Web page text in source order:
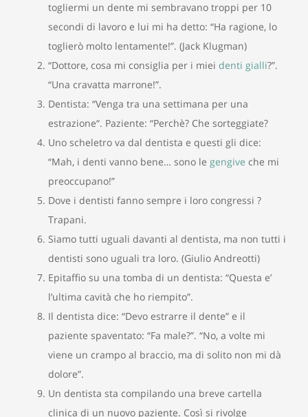
togliermi un dente mi sembravano troppi per 10
secondi di lavoro e lui mi ha detto: “Ha ragione, lo
toglierò molto lentamente!”. (Jack Klugman)
“Dottore, cosa mi consiglia per i miei denti gialli?”.
“Una cravatta marrone!”.
Dentista: “Venga tra una settimana per una
estrazione“. Paziente: “Perchè? Che sorteggiate?
Uno scheletro va dal dentista e questi gli dice:
“Mah, i denti vanno bene… sono le gengive che mi
preoccupano!”
Dove i dentisti fanno sempre i loro congressi ?
Trapani.
Siamo tutti uguali davanti al dentista, ma non tutti i
dentisti sono uguali tra loro. (Giulio Andreotti)
Epitaffio su una tomba di un dentista: “Questa e’
l’ultima cavità che ho riempito”.
Il dentista dice: “Devo estrarre il dente” e il
paziente spaventato: “Fa male?”. “No, a volte mi
viene un crampo al braccio, ma di solito non mi dà
dolore”.
Un dentista sta compilando una breve cartella
clinica di un nuovo paziente. Così si rivolge